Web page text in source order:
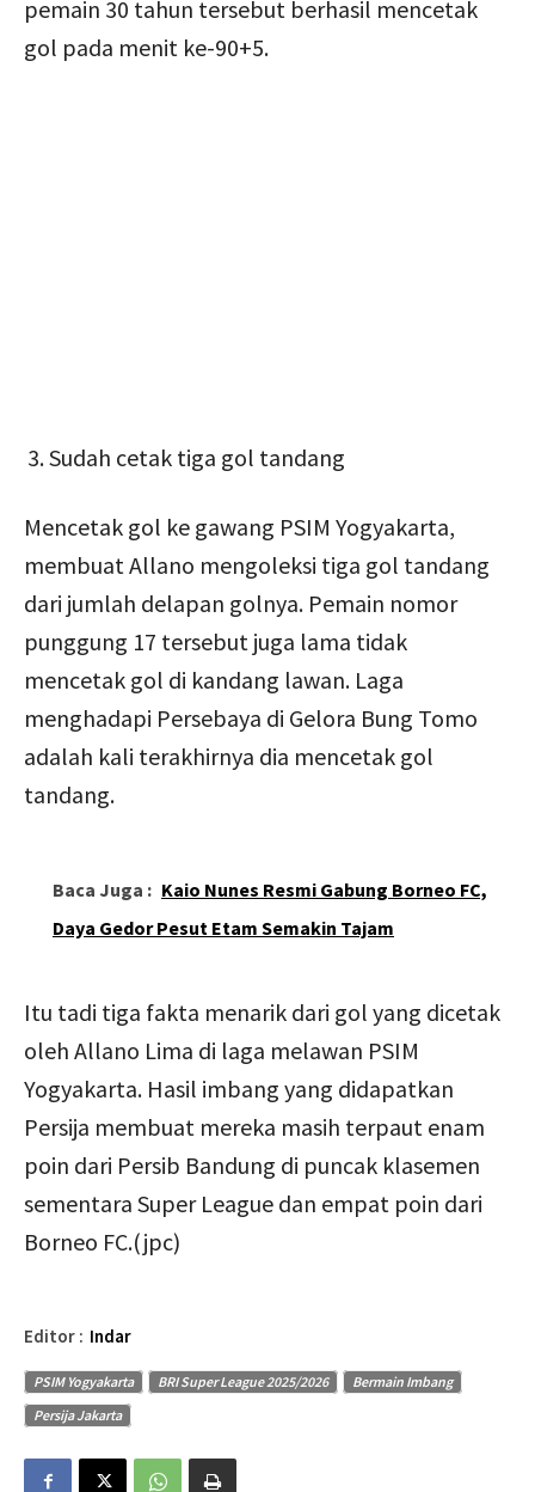
pemain 30 tahun tersebut berhasil mencetak
gol pada menit ke-90+5.
Sudah cetak tiga gol tandang
Mencetak gol ke gawang PSIM Yogyakarta,
membuat Allano mengoleksi tiga gol tandang
dari jumlah delapan golnya. Pemain nomor
punggung 17 tersebut juga lama tidak
mencetak gol di kandang lawan. Laga
menghadapi Persebaya di Gelora Bung Tomo
adalah kali terakhirnya dia mencetak gol
tandang.
Baca Juga : Kaio Nunes Resmi Gabung Borneo FC,
Daya Gedor Pesut Etam Semakin Tajam
Itu tadi tiga fakta menarik dari gol yang dicetak
oleh Allano Lima di laga melawan PSIM
Yogyakarta. Hasil imbang yang didapatkan
Persija membuat mereka masih terpaut enam
poin dari Persib Bandung di puncak klasemen
sementara Super League dan empat poin dari
Borneo FC.(jpc)
Editor : Indar
PSIM Yogyakarta BRI Super League 2025/2026
Bermain Imbang
Persija Jakarta